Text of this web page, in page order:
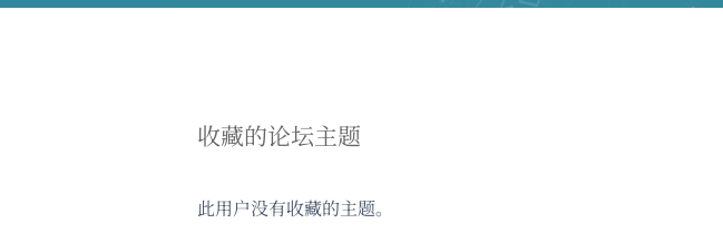
收藏的论坛主题
此用户没有收藏的主题。